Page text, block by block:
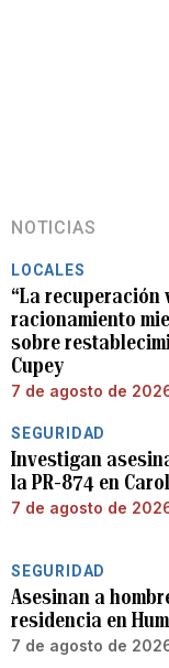
NOTICIAS
LOCALES
“La recuperación
racionamiento
sobre
Cupey
7 de agosto de
SEGURIDAD
Investigan
la PR-874 en
7 de agosto de
SEGURIDAD
Asesinan a
residencia en
7 de agosto de